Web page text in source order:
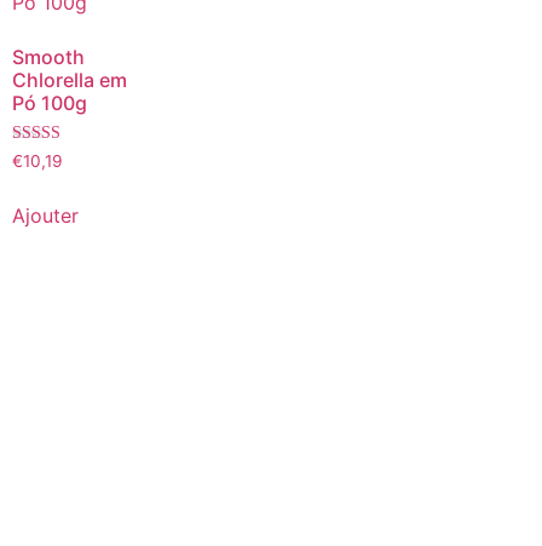
Smooth
Chlorella em
Pó 100g
Note
5.00
€10,19
Ajouter